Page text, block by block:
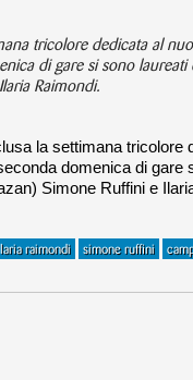
tricolore dedicata al
di gare si sono
Raimondi.
la settimana tricolore
domenica di gare
Simone Ruffini e
raimondi simone ruffini